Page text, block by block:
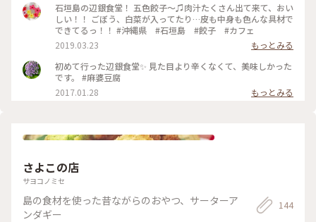
石垣島の辺銀食堂！ 五色餃子〜♫肉汁たくさん出て来て、おい
しい！！ ごぼう、白菜が入ってたり…皮も中身も色んな具材で
できてるっ！！ #沖縄県 #石垣島 #餃子 #カフェ
2019.03.23
もっとみる
初めて行った辺銀食堂✨ 見た目より辛くなくて、美味しかった
です。 #麻婆豆腐
2017.01.28
もっとみる
さよこの店
サヨコノミセ
島の食材を使った昔ながらのおやつ、サーターア
ンダギー
144